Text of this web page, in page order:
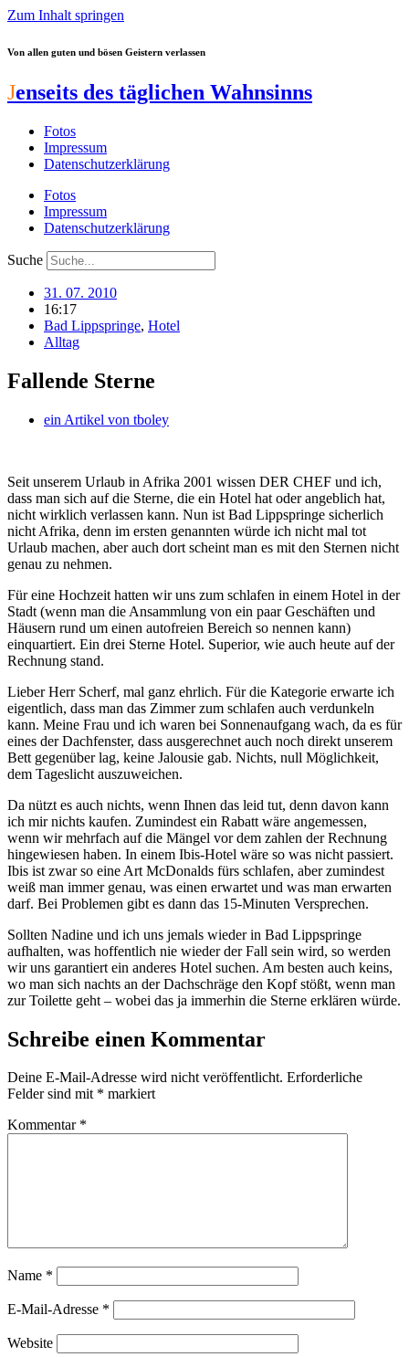
Zum Inhalt springen
Von allen guten und bösen Geistern verlassen
Jenseits des täglichen Wahnsinns
Fotos
Impressum
Datenschutzerklärung
Fotos
Impressum
Datenschutzerklärung
Suche
31. 07. 2010
16:17
Bad Lippspringe, Hotel
Alltag
Fallende Sterne
ein Artikel von tboley
Seit unserem Urlaub in Afrika 2001 wissen DER CHEF und ich,
dass man sich auf die Sterne, die ein Hotel hat oder angeblich hat,
nicht wirklich verlassen kann. Nun ist Bad Lippspringe sicherlich
nicht Afrika, denn im ersten genannten würde ich nicht mal tot
Urlaub machen, aber auch dort scheint man es mit den Sternen nicht
genau zu nehmen.
Für eine Hochzeit hatten wir uns zum schlafen in einem Hotel in der
Stadt (wenn man die Ansammlung von ein paar Geschäften und
Häusern rund um einen autofreien Bereich so nennen kann)
einquartiert. Ein drei Sterne Hotel. Superior, wie auch heute auf der
Rechnung stand.
Lieber Herr Scherf, mal ganz ehrlich. Für die Kategorie erwarte ich
eigentlich, dass man das Zimmer zum schlafen auch verdunkeln
kann. Meine Frau und ich waren bei Sonnenaufgang wach, da es für
eines der Dachfenster, dass ausgerechnet auch noch direkt unserem
Bett gegenüber lag, keine Jalousie gab. Nichts, null Möglichkeit,
dem Tageslicht auszuweichen.
Da nützt es auch nichts, wenn Ihnen das leid tut, denn davon kann
ich mir nichts kaufen. Zumindest ein Rabatt wäre angemessen,
wenn wir mehrfach auf die Mängel vor dem zahlen der Rechnung
hingewiesen haben. In einem Ibis-Hotel wäre so was nicht passiert.
Ibis ist zwar so eine Art McDonalds fürs schlafen, aber zumindest
weiß man immer genau, was einen erwartet und was man erwarten
darf. Bei Problemen gibt es dann das 15-Minuten Versprechen.
Sollten Nadine und ich uns jemals wieder in Bad Lippspringe
aufhalten, was hoffentlich nie wieder der Fall sein wird, so werden
wir uns garantiert ein anderes Hotel suchen. Am besten auch keins,
wo man sich nachts an der Dachschräge den Kopf stößt, wenn man
zur Toilette geht – wobei das ja immerhin die Sterne erklären würde.
Schreibe einen Kommentar
Deine E-Mail-Adresse wird nicht veröffentlicht. Erforderliche
Felder sind mit * markiert
Kommentar *
Name *
E-Mail-Adresse *
Website